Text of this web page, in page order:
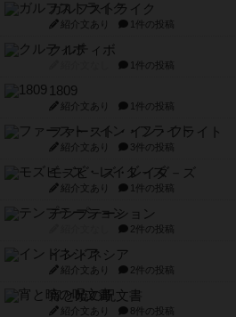
ガルフストライク
紹介文あり 1件の投稿
クルティボ
1件の投稿
1809
紹介文あり 1件の投稿
ファースト・イン・フライト
紹介文あり 3件の投稿
モズビ－ズ・レイダ－ズ
紹介文あり 1件の投稿
テンプテーション
2件の投稿
インドネシア
紹介文あり 2件の投稿
宵と暁の呪文書
紹介文あり 8件の投稿